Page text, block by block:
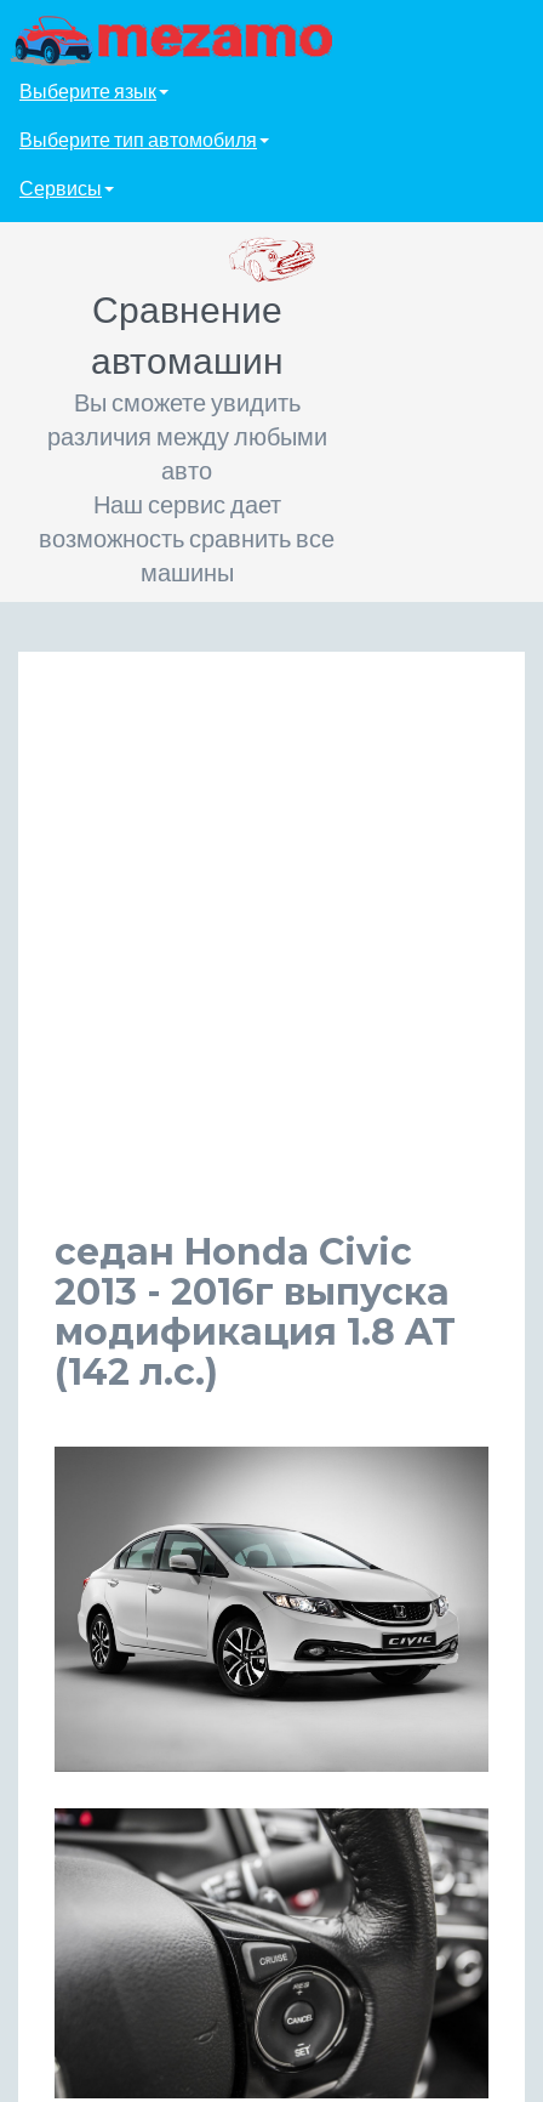
Выберите язык
Выберите тип автомобиля
Сервисы
Сравнение
автомашин
Вы сможете увидить
различия между любыми
авто
Наш сервис дает
возможность сравнить все
машины
седан Honda Civic
2013 - 2016г выпуска
модификация 1.8 AT
(142 л.с.)